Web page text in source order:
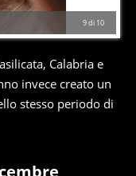
9di 10
Calabria e
invece creato un
stesso periodo di